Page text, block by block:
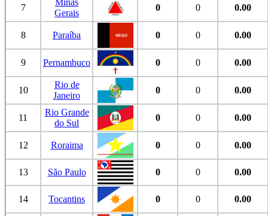
7
Minas
Gerais
0 0 0.00
8 Paraíba 0 0 0.00
9 Pernambuco 0 0 0.00
10
Rio de
Janeiro
0 0 0.00
11
Rio Grande
do Sul
0 0 0.00
12 Roraima 0 0 0.00
13 São Paulo 0 0 0.00
14 Tocantins 0 0 0.00